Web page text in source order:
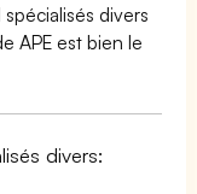
divers
APE est bien le
divers: